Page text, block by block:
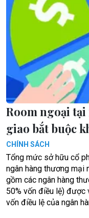
Room ngoại
giao bắt buộc
CHÍNH SÁCH
Tổng mức sở hữu cổ
ngân hàng thương mại
gồm các ngân hàng
50% vốn điều lệ) được
vốn điều lệ của ngân